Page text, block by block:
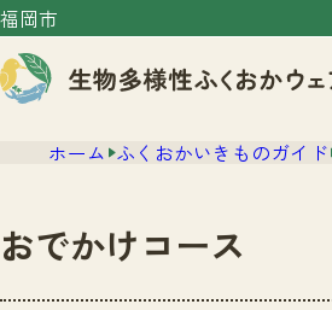
福岡市
センター紹介
ホーム ふくおかいきものガイド
おでかけコース